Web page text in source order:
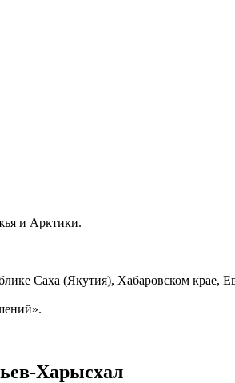
и Арктики.
Саха (Якутия), Хабаровском крае,
Харысхал